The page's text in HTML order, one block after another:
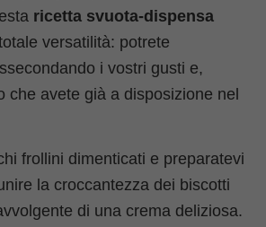
ricetta svuota-dispensa
versatilità: potrete
i vostri gusti e,
che avete già a disposizione nel
frollini dimenticati e preparatevi
la croccantezza dei biscotti
di una crema deliziosa.